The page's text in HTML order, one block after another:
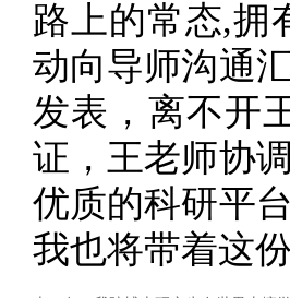
路上的常态,拥
动向导师沟通
发表，离不开
证，王老师协
优质的科研平
我也将带着这